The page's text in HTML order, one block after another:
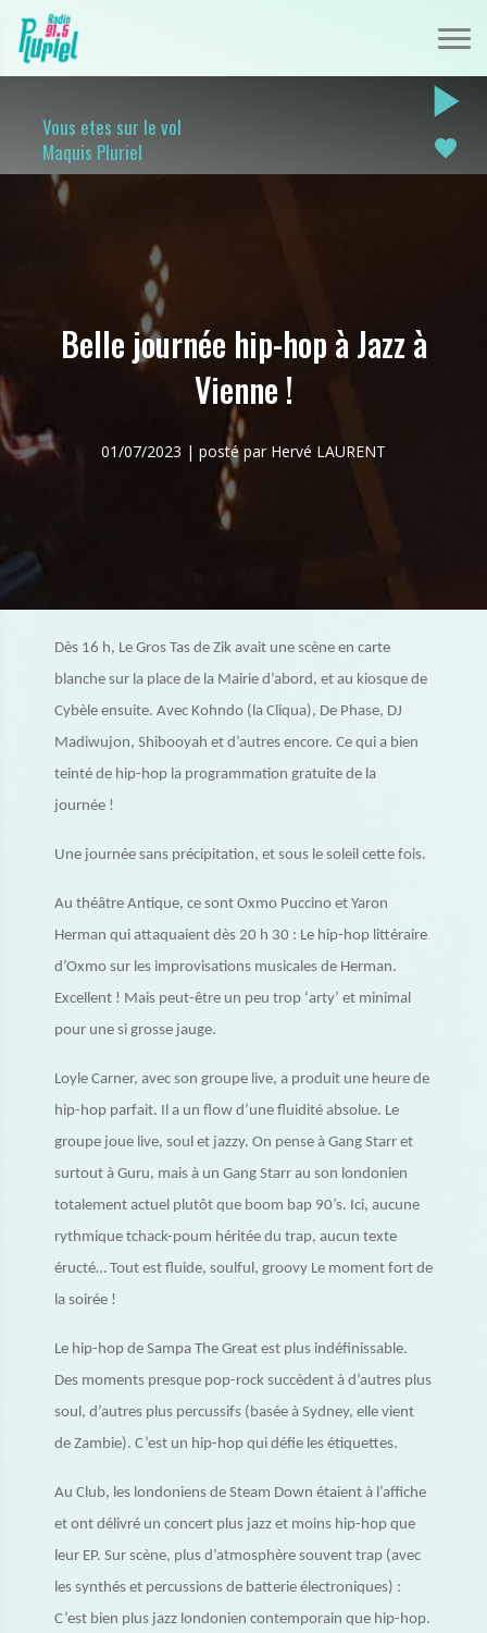
Vous etes sur le vol
Maquis Pluriel
play_arrow
favorite
Belle journée hip-hop à Jazz à
Vienne !
01/07/2023 | posté par Hervé LAURENT
Dès 16 h, Le Gros Tas de Zik avait une scène en carte
blanche sur la place de la Mairie d’abord, et au kiosque de
Cybèle ensuite. Avec Kohndo (la Cliqua), De Phase, DJ
Madiwujon, Shibooyah et d’autres encore. Ce qui a bien
teinté de hip-hop la programmation gratuite de la
journée !
Une journée sans précipitation, et sous le soleil cette fois.
Au théâtre Antique, ce sont Oxmo Puccino et Yaron
Herman qui attaquaient dès 20 h 30 : Le hip-hop littéraire
d’Oxmo sur les improvisations musicales de Herman.
Excellent ! Mais peut-être un peu trop ‘arty’ et minimal
pour une si grosse jauge.
Loyle Carner, avec son groupe live, a produit une heure de
hip-hop parfait. Il a un flow d’une fluidité absolue. Le
groupe joue live, soul et jazzy. On pense à Gang Starr et
surtout à Guru, mais à un Gang Starr au son londonien
totalement actuel plutôt que boom bap 90’s. Ici, aucune
rythmique tchack-poum héritée du trap, aucun texte
éructé… Tout est fluide, soulful, groovy Le moment fort de
la soirée !
Le hip-hop de Sampa The Great est plus indéfinissable.
Des moments presque pop-rock succèdent à d’autres plus
soul, d’autres plus percussifs (basée à Sydney, elle vient
de Zambie). C’est un hip-hop qui défie les étiquettes.
Au Club, les londoniens de Steam Down étaient à l’affiche
et ont délivré un concert plus jazz et moins hip-hop que
leur EP. Sur scène, plus d’atmosphère souvent trap (avec
les synthés et percussions de batterie électroniques) :
C’est bien plus jazz londonien contemporain que hip-hop.